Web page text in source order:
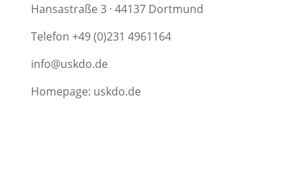
Hansastraße 3 · 44137 Dortmund
Telefon +49 (0)231 4961164
info@uskdo.de
Homepage: uskdo.de